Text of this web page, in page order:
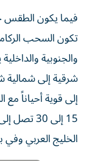
فيما يكون الطقس
تكون السحب
والجنوبية
شرقية إلى شمالية
إلى قوية أحياناً
الخليج العربي